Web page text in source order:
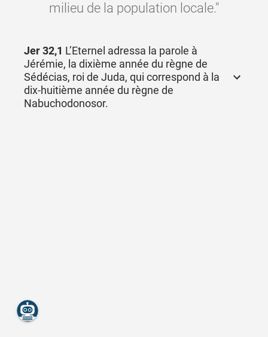
milieu de la population locale."
Jer 32,1 L’Eternel adressa la parole à
Jérémie, la dixième année du règne de
Sédécias, roi de Juda, qui correspond à la
dix-huitième année du règne de
Nabuchodonosor.